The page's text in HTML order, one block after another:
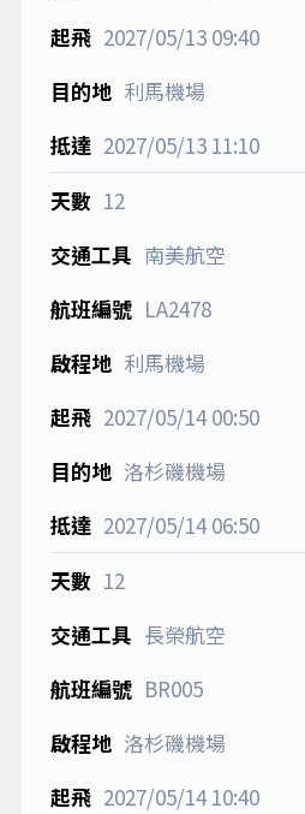
2027/05/1309:40
利馬機場
2027/05/1311:10
12
南美航空
LA2478
利馬機場
2027/05/1400:50
洛杉磯機場
2027/05/1406:50
12
長榮航空
BR005
洛杉磯機場
2027/05/1410:40